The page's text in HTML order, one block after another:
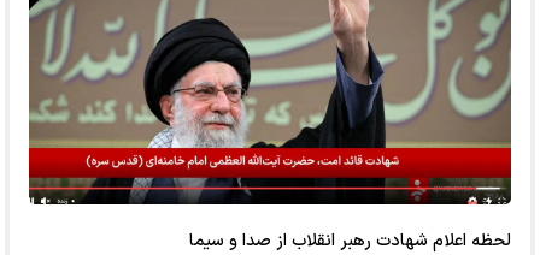
لحظه اعلام شهادت رهبر انقلاب از صدا و سیما